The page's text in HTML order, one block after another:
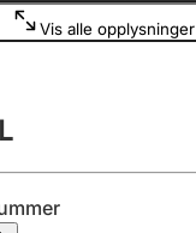
Vis alle opplysninger